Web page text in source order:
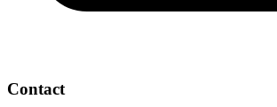
Contact